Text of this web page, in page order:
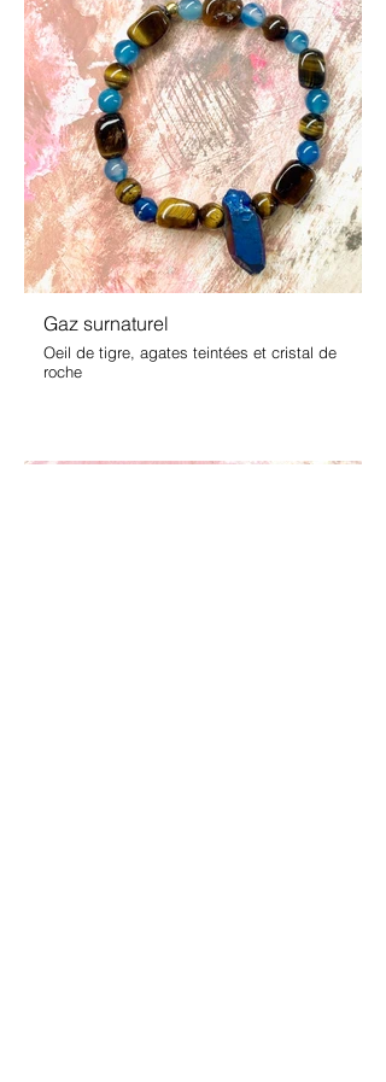
Gaz surnaturel
Oeil de tigre, agates teintées et cristal de
roche